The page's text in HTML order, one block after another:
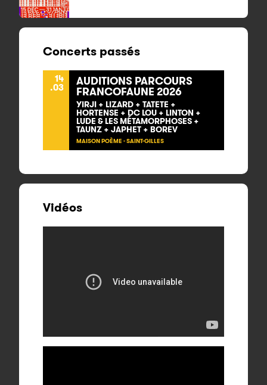
Concerts passés
14
.03 AUDITIONS PARCOURS
FRANCOFAUNE 2026
YIRJI + LIZARD + TATETE +
HORTENSE + DC LOU + LINTON +
LUDE & LES MÉTAMORPHOSES +
TAUNZ + JAPHET + BOREV
MAISON POÈME - SAINT-GILLES
Vidéos